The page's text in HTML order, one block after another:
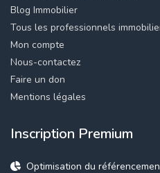
Blog Immobilier
Tous les professionnels
Mon compte
Nous-contactez
Faire un don
Mentions légales
Inscription Premium
Optimisation du